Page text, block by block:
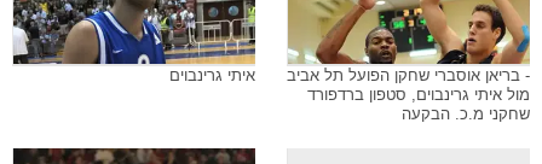
- בריאן אוסברי שחקן הפועל תל אביב
מול איתי גרינבוים, סטפון ברדפורד
שחקני מ.כ. הבקעה
איתי גרינבוים